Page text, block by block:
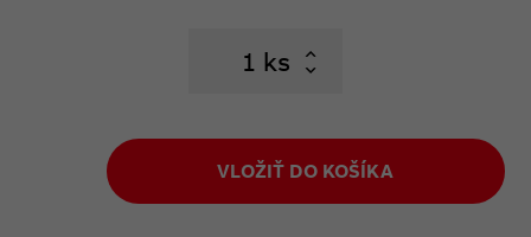
ks
VLOŽIŤ DO KOŠÍKA